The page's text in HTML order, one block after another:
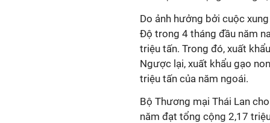
Do ảnh hưởng bởi cuộc
Độ trong 4 tháng đầu năm
triệu tấn. Trong đó, xuất
Ngược lại, xuất khẩu gạo
triệu tấn của năm ngoái.
Bộ Thương mại Thái Lan
năm đạt tổng cộng 2,17